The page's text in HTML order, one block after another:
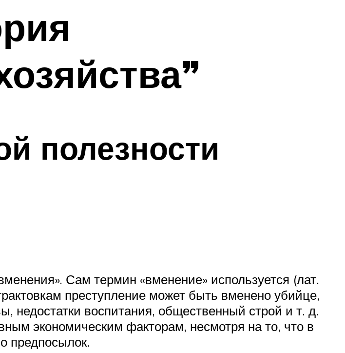
полезности
Сам термин «вменение» используется (лат.
преступление может быть вменено убийце,
недостатки воспитания, общественный строй и т. д.
экономическим факторам, несмотря на то, что в
предпосылок.